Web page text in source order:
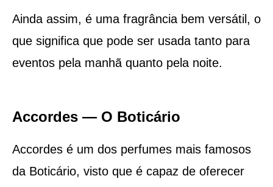
Ainda assim, é uma fragrância bem versátil, o
que significa que pode ser usada tanto para
eventos pela manhã quanto pela noite.
Accordes — O Boticário
Accordes é um dos perfumes mais famosos
da Boticário, visto que é capaz de oferecer